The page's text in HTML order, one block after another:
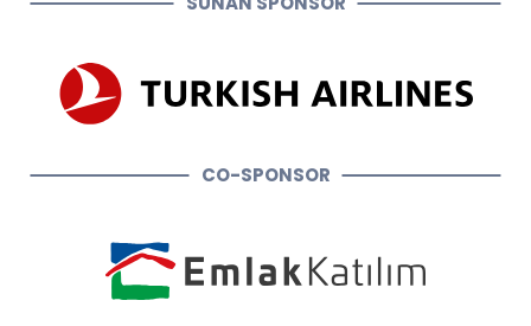
CO-SPONSOR